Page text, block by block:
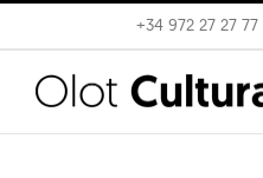
to
content
+34 972 27 27 77